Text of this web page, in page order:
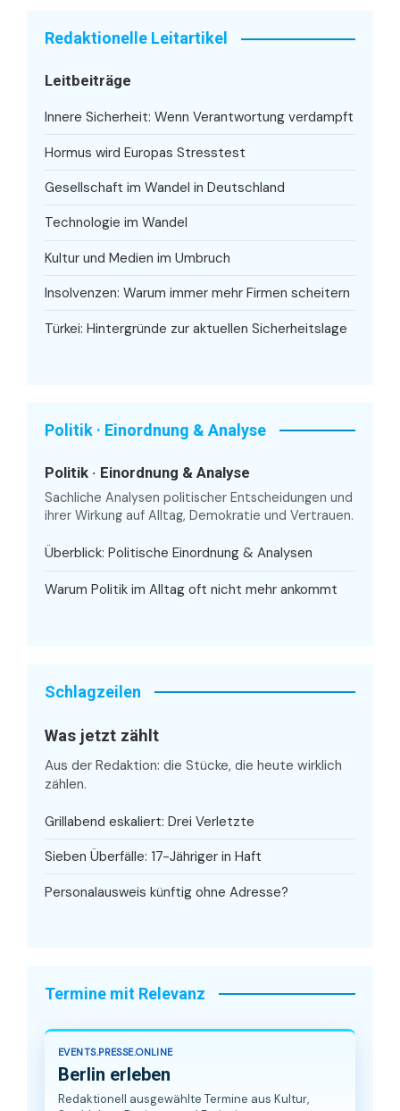
Redaktionelle Leitartikel
Leitbeiträge
Innere Sicherheit: Wenn Verantwortung verdampft
Hormus wird Europas Stresstest
Gesellschaft im Wandel in Deutschland
Technologie im Wandel
Kultur und Medien im Umbruch
Insolvenzen: Warum immer mehr Firmen scheitern
Türkei: Hintergründe zur aktuellen Sicherheitslage
Politik · Einordnung & Analyse
Politik · Einordnung & Analyse
Sachliche Analysen politischer Entscheidungen und
ihrer Wirkung auf Alltag, Demokratie und Vertrauen.
Überblick: Politische Einordnung & Analysen
Warum Politik im Alltag oft nicht mehr ankommt
Schlagzeilen
Was jetzt zählt
Aus der Redaktion: die Stücke, die heute wirklich
zählen.
Grillabend eskaliert: Drei Verletzte
Sieben Überfälle: 17-Jähriger in Haft
Personalausweis künftig ohne Adresse?
Termine mit Relevanz
EVENTS.PRESSE.ONLINE
Berlin erleben
Redaktionell ausgewählte Termine aus Kultur,